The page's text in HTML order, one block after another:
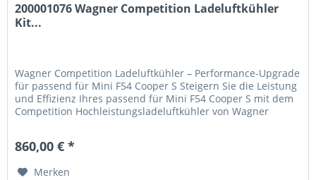
200001076 Wagner Competition Ladeluftkühler
Kit...
Wagner Competition Ladeluftkühler – Performance-Upgrade
für passend für Mini F54 Cooper S Steigern Sie die Leistung
und Effizienz Ihres passend für Mini F54 Cooper S mit dem
Competition Hochleistungsladeluftkühler von Wagner
Leistungszuwächse. Technische Vorteile 53% größere...
860,00 € *
Merken